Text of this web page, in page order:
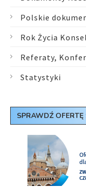
Polskie
Rok Życia
Referaty,
Statystyki
SPRAWDŹ OFERTĘ